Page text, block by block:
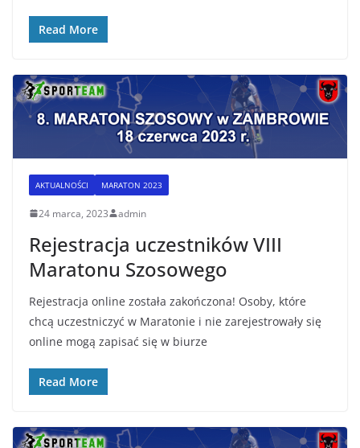
Read More
AKTUALNOŚCI MARATON 2023
24 marca, 2023 admin
Rejestracja uczestników VIII
Maratonu Szosowego
Rejestracja online została zakończona! Osoby, które
chcą uczestniczyć w Maratonie i nie zarejestrowały się
online mogą zapisać się w biurze
Read More